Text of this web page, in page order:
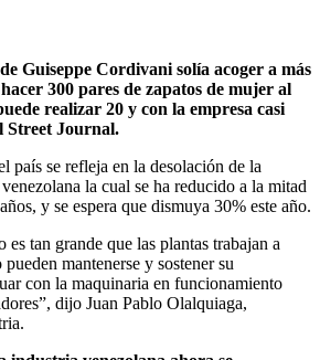
Guiseppe Cordivani solía acoger a más
300 pares de zapatos de mujer al
realizar 20 y con la empresa casi
Street Journal.
país se refleja en la desolación de la
la cual se ha reducido a la mitad
y se espera que dismuya 30% este año.
es tan grande que las plantas trabajan a
mantenerse y sostener su
con la maquinaria en funcionamiento
dijo Juan Pablo Olalquiaga,